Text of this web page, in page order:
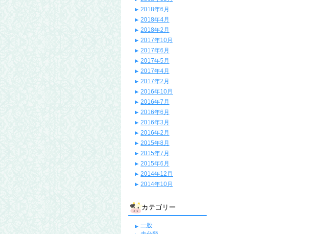
2018年6月
2018年4月
2018年2月
2017年10月
2017年6月
2017年5月
2017年4月
2017年2月
2016年10月
2016年7月
2016年6月
2016年3月
2016年2月
2015年8月
2015年7月
2015年6月
2014年12月
2014年10月
カテゴリー
一般